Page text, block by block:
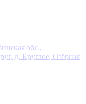
обл.,
д. Круглое, Озёрная